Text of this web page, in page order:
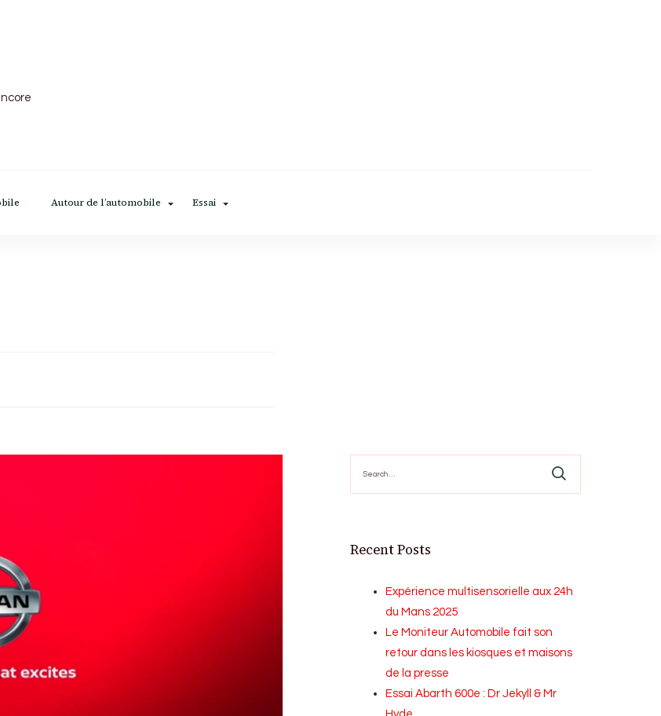
Autour de l’automobile Essai
for:
Recent Posts
Expérience multisensorielle aux 24h
du Mans 2025
Le Moniteur Automobile fait son
retour dans les kiosques et maisons
de la presse
Essai Abarth 600e : Dr Jekyll & Mr